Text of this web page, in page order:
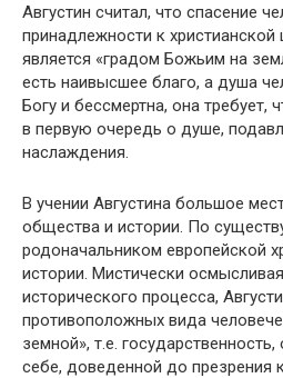
Августин считал, что спасение
принадлежности к христианской
является «градом Божьим на
есть наивысшее благо, а душа
Богу и бессмертна, она требует,
в первую очередь о душе,
наслаждения.
В учении Августина большое
общества и истории. По
родоначальником европейской
истории. Мистически
исторического процесса,
противоположных вида
земной», т.е.
себе, доведенной до презрения